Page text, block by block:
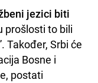
jezici biti
prošlosti to bili
Također, Srbi će
Bosne i
postati